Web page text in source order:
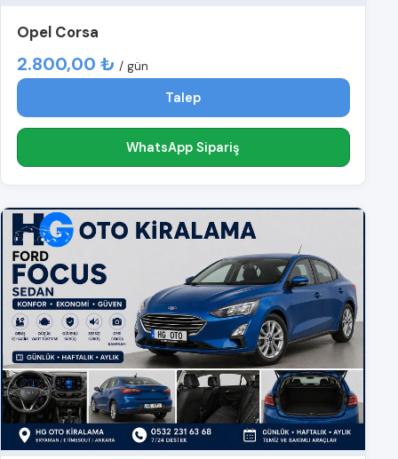
Opel Corsa
2.800,00 ₺ / gün
Talep
WhatsApp Sipariş